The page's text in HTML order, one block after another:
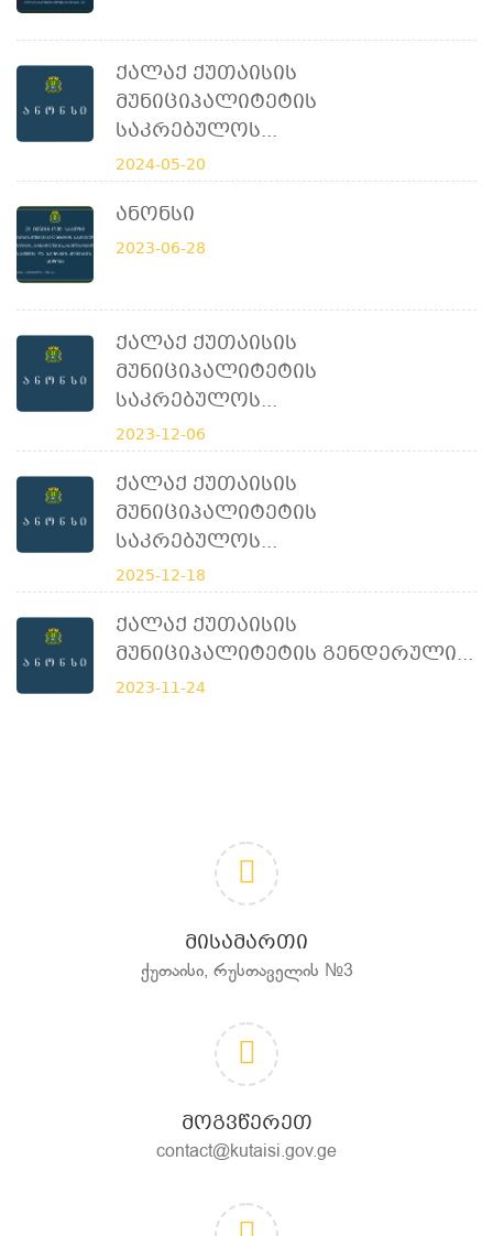
Ქალაქ Ქუთაისის
Მუნიციპალიტეტის
Საკრებულოს...
2024-05-20
Ანონსი
2023-06-28
Ქალაქ Ქუთაისის
Მუნიციპალიტეტის
Საკრებულოს...
2023-12-06
Ქალაქ Ქუთაისის
Მუნიციპალიტეტის
Საკრებულოს...
2025-12-18
Ქალაქ Ქუთაისის
Მუნიციპალიტეტის Გენდერული...
2023-11-24
ᲛᲘᲡᲐᲛᲐᲠᲗᲘ
ქუთაისი, რუსთაველის №3
ᲛᲝᲒᲕᲬᲔᲠᲔᲗ
contact@kutaisi.gov.ge